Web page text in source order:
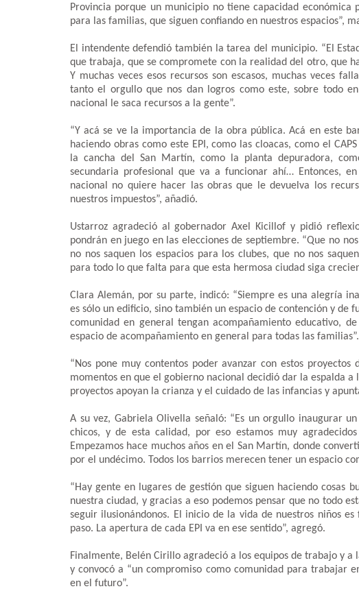
Provincia porque un municipio no tiene capacidad
para las familias, que siguen confiando en nuestros espacios”,
El intendente defendió también la tarea del municipio. “El
que trabaja, que se compromete con la realidad del otro, que
Y muchas veces esos recursos son escasos, muchas veces
tanto el orgullo que nos dan logros como este, sobre todo
nacional le saca recursos a la gente”.
“Y acá se ve la importancia de la obra pública. Acá en este
haciendo obras como este EPI, como las cloacas, como el
la cancha del San Martín, como la planta depuradora,
secundaria profesional que va a funcionar ahí… Entonces,
nacional no quiere hacer las obras que le devuelva los
nuestros impuestos”, añadió.
Ustarroz agradeció al gobernador Axel Kicillof y pidió
pondrán en juego en las elecciones de septiembre. “Que no
no nos saquen los espacios para los clubes, que no nos
para todo lo que falta para que esta hermosa ciudad siga
Clara Alemán, por su parte, indicó: “Siempre es una alegría
es sólo un edificio, sino también un espacio de contención y de
comunidad en general tengan acompañamiento educativo,
espacio de acompañamiento en general para todas las familias”.
“Nos pone muy contentos poder avanzar con estos
momentos en que el gobierno nacional decidió dar la espalda
proyectos apoyan la crianza y el cuidado de las infancias y
A su vez, Gabriela Olivella señaló: “Es un orgullo inaugurar
chicos, y de esta calidad, por eso estamos muy
Empezamos hace muchos años en el San Martín, donde
por el undécimo. Todos los barrios merecen tener un espacio
“Hay gente en lugares de gestión que siguen haciendo cosas
nuestra ciudad, y gracias a eso podemos pensar que no todo
seguir ilusionándonos. El inicio de la vida de nuestros niños
paso. La apertura de cada EPI va en ese sentido”, agregó.
Finalmente, Belén Cirillo agradeció a los equipos de trabajo y
y convocó a “un compromiso como comunidad para trabajar
en el futuro”.